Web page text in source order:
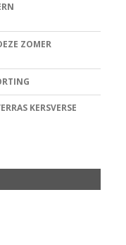
ZOMER
KERSVERSE